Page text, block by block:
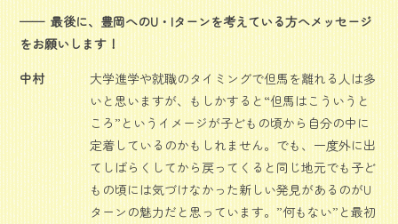
最後に、豊岡へのU・Iターンを考えている方へメッセージ
をお願いします！
中村
大学進学や就職のタイミングで但馬を離れる人は多
いと思いますが、もしかすると“但馬はこういうと
ころ”というイメージが子どもの頃から自分の中に
定着しているのかもしれません。でも、一度外に出
てしばらくしてから戻ってくると同じ地元でも子ど
もの頃には気づけなかった新しい発見があるのがU
ターンの魅力だと思っています。”何もない”と最初